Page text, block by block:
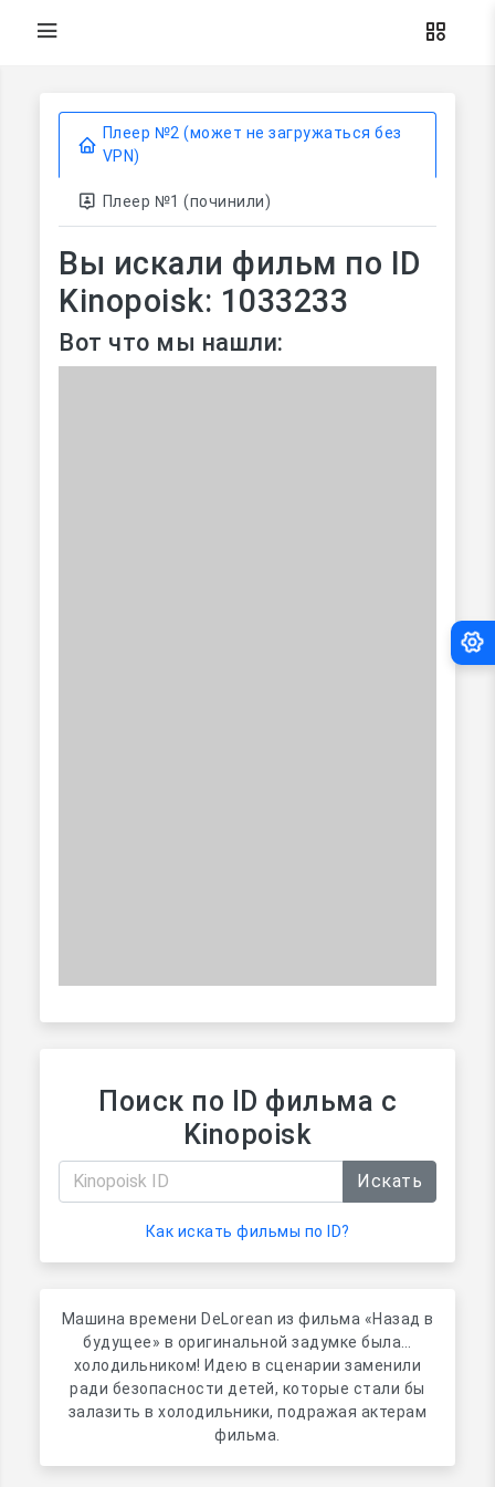
Плеер №2 (может не загружаться без
VPN)
Плеер №1 (починили)
Вы искали фильм по ID
Kinopoisk: 1033233
Вот что мы нашли:
Поиск по ID фильма с
Kinopoisk
Искать
Как искать фильмы по ID?
Машина времени DeLorean из фильма «Назад в
будущее» в оригинальной задумке была…
холодильником! Идею в сценарии заменили
ради безопасности детей, которые стали бы
залазить в холодильники, подражая актерам
фильма.